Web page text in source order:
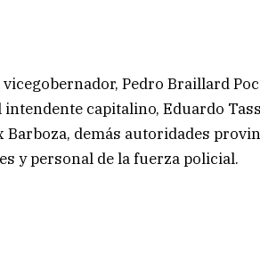
Pedro Braillard
capitalino, Eduardo
demás autoridades
y personal de la fuerza policial.